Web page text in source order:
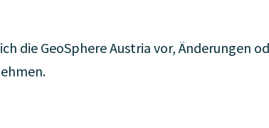
die GeoSphere Austria vor, Änderungen